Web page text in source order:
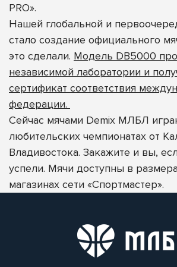
PRO».
Нашей глобальной и
стало создание официального
это сделали. Модель DB5000
независимой лаборатории и
сертификат соответствия
федерации.
Сейчас мячами Demix МЛБЛ
любительских чемпионатах от
Владивостока. Закажите и вы,
успели. Мячи доступны в
магазинах сети «Спортмастер».